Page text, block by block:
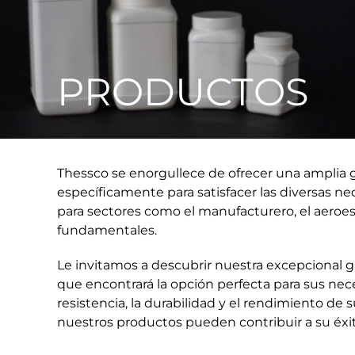
PRODUCTOS
Thessco se enorgullece de ofrecer una
específicamente para satisfacer las diversas
para sectores como el manufacturero, el
fundamentales.
Le invitamos a descubrir nuestra excepcional
que encontrará la opción perfecta para sus
resistencia, la durabilidad y el rendimiento de
nuestros productos pueden contribuir a su